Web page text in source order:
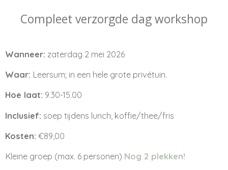
Compleet verzorgde dag workshop
Wanneer: zaterdag 2 mei 2026
Waar: Leersum; in een hele grote privétuin.
Hoe laat: 9.30-15.00
Inclusief: soep tijdens lunch, koffie/thee/fris
Kosten: €89,00
Kleine groep (max. 6 personen) Nog 2 plekken!